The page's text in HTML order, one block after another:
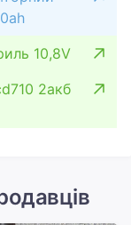
10,8V
2акб